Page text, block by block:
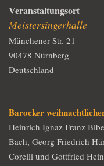
Veranstaltungsort
Meistersingerhalle
Münchener Str. 21
90478 Nürnberg
Deutschland
Barocker
Heinrich Ignaz Franz
Bach, Georg Friedrich
Corelli und Gottfried